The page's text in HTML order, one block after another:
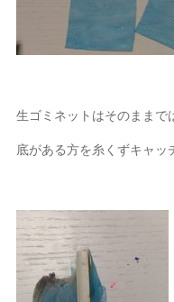
生ゴミネットはそのままで
底がある方を糸くずキャッ